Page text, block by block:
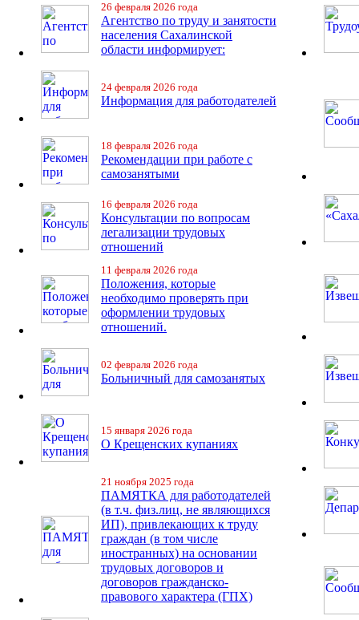
26 февраля 2026 года
Агентство по труду и занятости
населения Сахалинской
области информирует:
24 февраля 2026 года
Информация для работодателей
18 февраля 2026 года
Рекомендации при работе с
самозанятыми
16 февраля 2026 года
Консультации по вопросам
легализации трудовых
отношений
11 февраля 2026 года
Положения, которые
необходимо проверять при
оформлении трудовых
отношений.
02 февраля 2026 года
Больничный для самозанятых
15 января 2026 года
О Крещенских купаниях
21 ноября 2025 года
ПАМЯТКА для работодателей
(в т.ч. физ.лиц, не являющихся
ИП), привлекающих к труду
граждан (в том числе
иностранных) на основании
трудовых договоров и
договоров гражданско-
правового характера (ГПХ)